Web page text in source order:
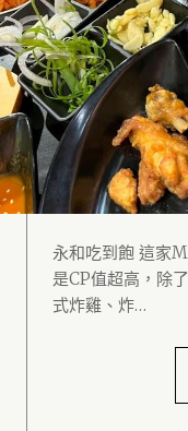
永和吃到飽 這家
是CP值超高，除
式炸雞、炸…